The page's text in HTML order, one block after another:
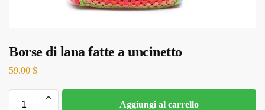
Borse di lana fatte a uncinetto
59.00 $
Aggiungi al carrello